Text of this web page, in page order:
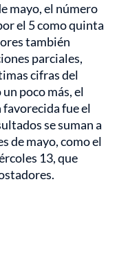
mayo, el número
el 5 como quinta
también
parciales,
cifras del
poco más, el
fue el
se suman a
de mayo, como el
13, que